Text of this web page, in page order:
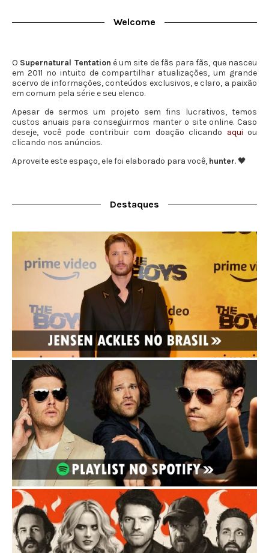
Welcome
O Supernatural Tentation é um site de fãs para fãs, que nasceu
em 2011 no intuito de compartilhar atualizações, um grande
acervo de informações, conteúdos exclusivos, e claro, a paixão
em comum pela série e seu elenco.
Apesar de sermos um projeto sem fins lucrativos, temos
custos anuais para conseguirmos manter o site online. Caso
deseje, você pode contribuir com doação clicando aqui ou
clicando nos anúncios.
Aproveite este espaço, ele foi elaborado para você, hunter. 🖤
Destaques